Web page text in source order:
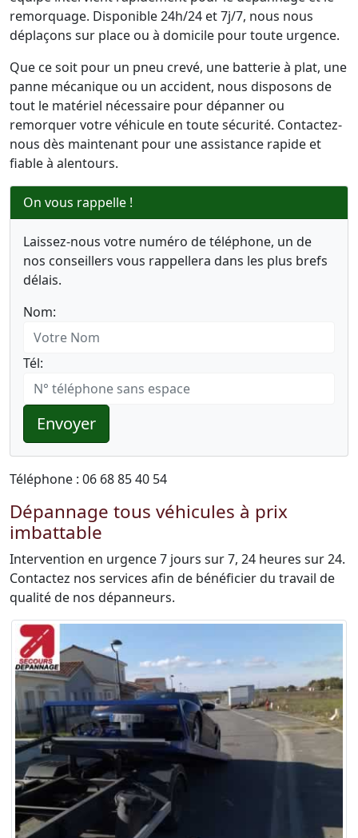
remorquage. Disponible 24h/24 et 7j/7, nous nous
déplaçons sur place ou à domicile pour toute urgence.
Que ce soit pour un pneu crevé, une batterie à plat, une
panne mécanique ou un accident, nous disposons de
tout le matériel nécessaire pour dépanner ou
remorquer votre véhicule en toute sécurité. Contactez-
nous dès maintenant pour une assistance rapide et
fiable à alentours.
On vous rappelle !
Laissez-nous votre numéro de téléphone, un de
nos conseillers vous rappellera dans les plus brefs
délais.
Nom:
Tél:
Envoyer
Téléphone : 06 68 85 40 54
Dépannage tous véhicules à prix
imbattable
Intervention en urgence 7 jours sur 7, 24 heures sur 24.
Contactez nos services afin de bénéficier du travail de
qualité de nos dépanneurs.